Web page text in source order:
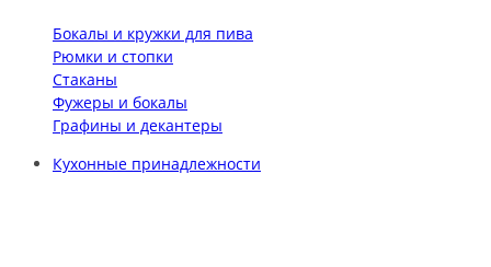
Бокалы и кружки для пива
Рюмки и стопки
Стаканы
Фужеры и бокалы
Графины и декантеры
Кухонные принадлежности